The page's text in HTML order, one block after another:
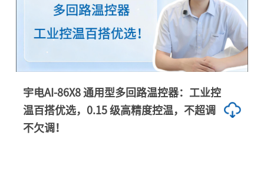
宇电AI-86X8 通用型多回路温控器：工业控
温百搭优选，0.15 级高精度控温，不超调
不欠调！